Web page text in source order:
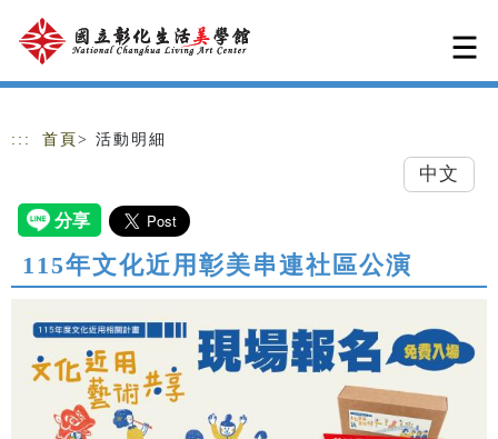
跳到主要內容
網站導覽
::: 首頁 > 活動明細
中文
115年文化近用彰美串連社區公演